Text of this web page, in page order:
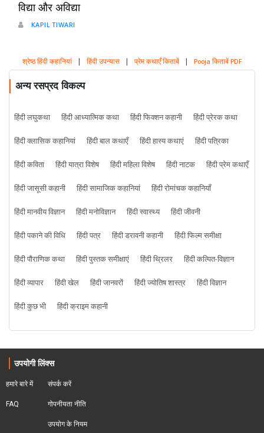
विद्या और अविद्या
KAPIL TIWARI
श्रेष्ठ हिंदी कहानियां | हिंदी उपन्यास | प्रेम कथाएँ किताबें | Pooja किताबें PDF
अन्य रसप्रद विकल्प
हिंदी लघुकथा हिंदी आध्यात्मिक कथा हिंदी फिक्शन कहानी
हिंदी प्रेरक कथा
हिंदी क्लासिक कहानियां
हिंदी बाल कथाएँ हिंदी हास्य कथाएं
हिंदी पत्रिका
हिंदी कविता
हिंदी यात्रा विशेष हिंदी महिला विशेष हिंदी नाटक
हिंदी प्रेम कथाएँ
हिंदी जासूसी कहानी
हिंदी सामाजिक कहानियां
हिंदी रोमांचक कहानियाँ
हिंदी मानवीय विज्ञान
हिंदी मनोविज्ञान हिंदी स्वास्थ्य
हिंदी जीवनी
हिंदी पकाने की विधि
हिंदी पत्र हिंदी डरावनी कहानी
हिंदी फिल्म समीक्षा
हिंदी पौराणिक कथा
हिंदी पुस्तक समीक्षाएं हिंदी थ्रिलर
हिंदी कल्पित-विज्ञान
हिंदी व्यापार
हिंदी खेल हिंदी जानवरों हिंदी ज्योतिष शास्त्र
हिंदी विज्ञान
हिंदी कुछ भी
हिंदी क्राइम कहानी
उपयोगी लिंक्स
हमारे बारे में
FAQ
संपर्क करें
गोपनीयता नीति
उपयोग के नियम